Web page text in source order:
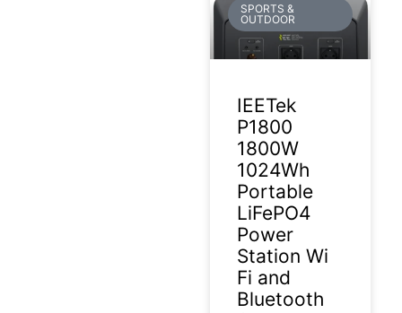
SPORTS &
OUTDOOR
IEETek
P1800
1800W
1024Wh
Portable
LiFePO4
Power
Station Wi
Fi and
Bluetooth